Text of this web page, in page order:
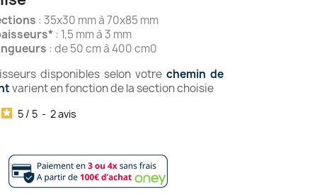
: 35x30 mm à 70x85 mm
: 1,5 mm à 3 mm
: de 50 cm à 400 cm0
disponibles selon votrechemin de
varient en fonction de la section choisie
5 / 5 - 2avis